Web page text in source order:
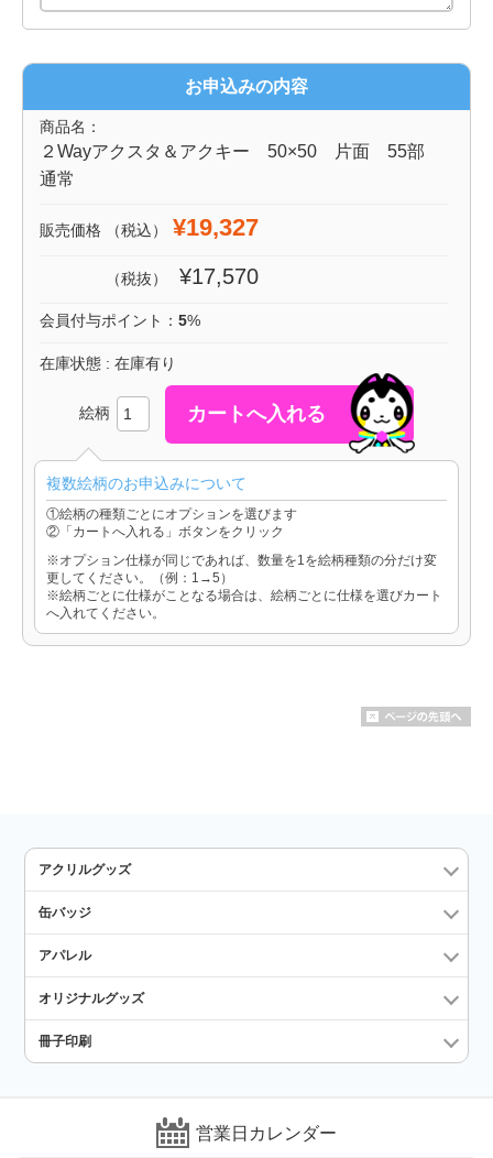
お申込みの内容
商品名：
２Wayアクスタ＆アクキー 50×50 片面 55部
通常
販売価格 （税込） ¥19,327
（税抜） ¥17,570
会員付与ポイント： 5%
在庫状態 : 在庫有り
絵柄
複数絵柄のお申込みについて
①絵柄の種類ごとにオプションを選びます
②「カートへ入れる」ボタンをクリック
※オプション仕様が同じであれば、数量を1を絵柄種類の分だけ変
更してください。（例：1→5）
※絵柄ごとに仕様がことなる場合は、絵柄ごとに仕様を選びカート
へ入れてください。
アクリルグッズ
缶バッジ
アパレル
オリジナルグッズ
冊子印刷
営業日カレンダー